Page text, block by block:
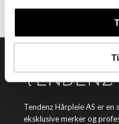
Tendenz Hårpleie AS er
eksklusive merker og